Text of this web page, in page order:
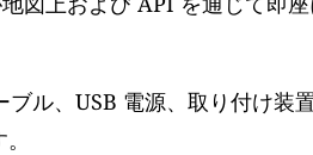
ル、USB 電源、取り付け装置